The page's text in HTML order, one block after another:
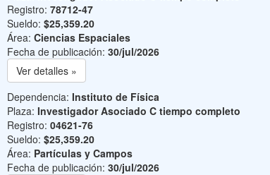
Registro: 78712-47
Sueldo: $25,359.20
Área: Ciencias Espaciales
Fecha de publicación: 30/jul/2026
Ver detalles »
Dependencia: Instituto de Física
Plaza: Investigador Asociado C tiempo completo
Registro: 04621-76
Sueldo: $25,359.20
Área: Partículas y Campos
Fecha de publicación: 30/jul/2026